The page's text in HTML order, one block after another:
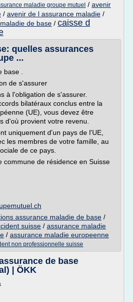
maladie groupe mutuel / avenir
/ avenir de l assurance maladie /
de base / caisse d
quelles assurances
...
.
de s'assurer
à l'obligation de s'assurer.
bilatéraux conclus entre la
(UE), vous devez être
d'où provient votre revenu.
uniquement d'un pays de l'UE,
les membres de votre famille, au
de ce pays.
commune de résidence en Suisse
assurance maladie de base /
suisse / assurance maladie
/ assurance maladie europeenne
non professionnelle suisse
de base
| ÖKK